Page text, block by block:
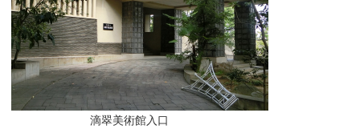
滴翠美術館入口